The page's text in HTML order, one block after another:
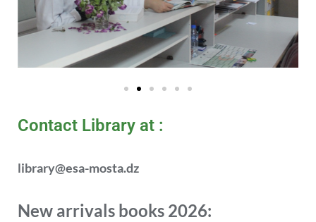
Contact Library at :
library@esa-mosta.dz
New arrivals books 2026: